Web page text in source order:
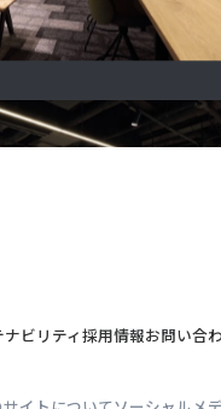
ビリティ採用情報お問い合